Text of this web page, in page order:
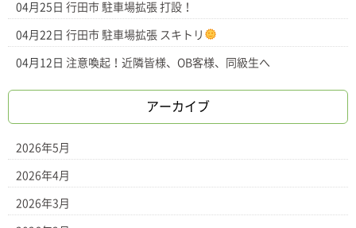
04月25日 行田市 駐車場拡張 打設！
04月22日 行田市 駐車場拡張 スキトリ
04月12日 注意喚起！近隣皆様、OB客様、同級生へ
アーカイブ
2026年5月
2026年4月
2026年3月